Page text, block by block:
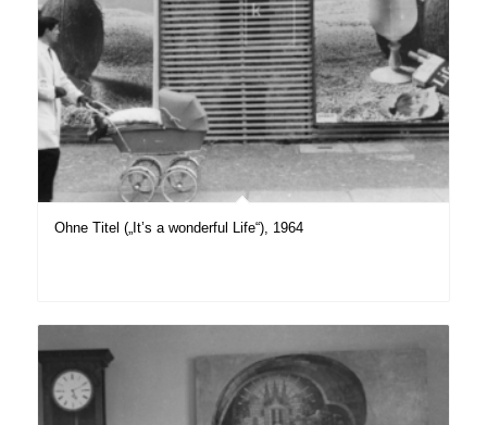
Ohne Titel („It’s a wonderful Life“), 1964